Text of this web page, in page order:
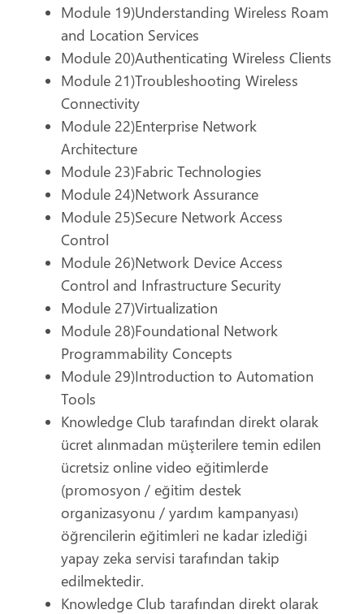
Module 19)Understanding Wireless Roam
and Location Services
Module 20)Authenticating Wireless Clients
Module 21)Troubleshooting Wireless
Connectivity
Module 22)Enterprise Network
Architecture
Module 23)Fabric Technologies
Module 24)Network Assurance
Module 25)Secure Network Access
Control
Module 26)Network Device Access
Control and Infrastructure Security
Module 27)Virtualization
Module 28)Foundational Network
Programmability Concepts
Module 29)Introduction to Automation
Tools
Knowledge Club tarafından direkt olarak
ücret alınmadan müşterilere temin edilen
ücretsiz online video eğitimlerde
(promosyon / eğitim destek
organizasyonu / yardım kampanyası)
öğrencilerin eğitimleri ne kadar izlediği
yapay zeka servisi tarafından takip
edilmektedir.
Knowledge Club tarafından direkt olarak
Giriş Yap
Giriş
Şifremi Unuttum
Eğitim Portalımız
Kurslar
Video Eğitimler
İletişim